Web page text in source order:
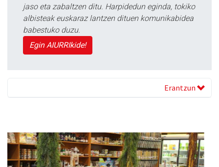
jaso eta zabaltzen ditu. Harpidedun eginda, tokiko
albisteak euskaraz lantzen dituen komunikabidea
babestuko duzu.
Egin AIURRIkide!
Erantzun